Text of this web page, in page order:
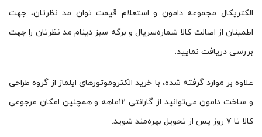
الکتریکال مجموعه دامون و استعلام قیمت توان مد نظرتان، جهت
اطمینان از اصالت کالا شماره‌سریال و برگه سبز دینام مد نظرتان را جهت
بررسی دریافت نمایید.
علاوه بر موارد گرفته شده، با خرید الکتروموتورهای ایلماز از گروه طراحی
و ساخت دامون می‌توانید از گارانتی ۱۲ماهه و همچنین امکان مرجوعی
کالا تا ۷ روز پس از تحویل بهره‌مند شوید.